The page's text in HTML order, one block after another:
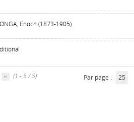
Enoch (1873-1905)
(1 - 5 / 5) Par page : 25